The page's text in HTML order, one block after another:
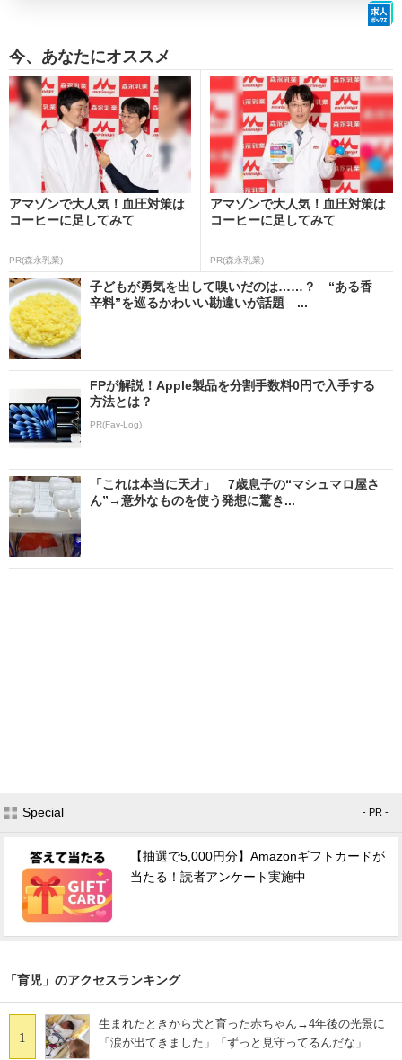
今、あなたにオススメ
アマゾンで大人気！血圧対策は
コーヒーに足してみて
PR(森永乳業)
アマゾンで大人気！血圧対策は
コーヒーに足してみて
PR(森永乳業)
子どもが勇気を出して嗅いだのは……？ “ある香
辛料”を巡るかわいい勘違いが話題 ...
FPが解説！Apple製品を分割手数料0円で入手する
方法とは？
PR(Fav-Log)
「これは本当に天才」 7歳息子の“マシュマロ屋さ
ん”→意外なものを使う発想に驚き...
Special - PR -
【抽選で5,000円分】Amazonギフトカードが
当たる！読者アンケート実施中
「育児」のアクセスランキング
1
生まれたときから犬と育った赤ちゃん→4年後の光景に
「涙が出てきました」「ずっと見守ってるんだな」